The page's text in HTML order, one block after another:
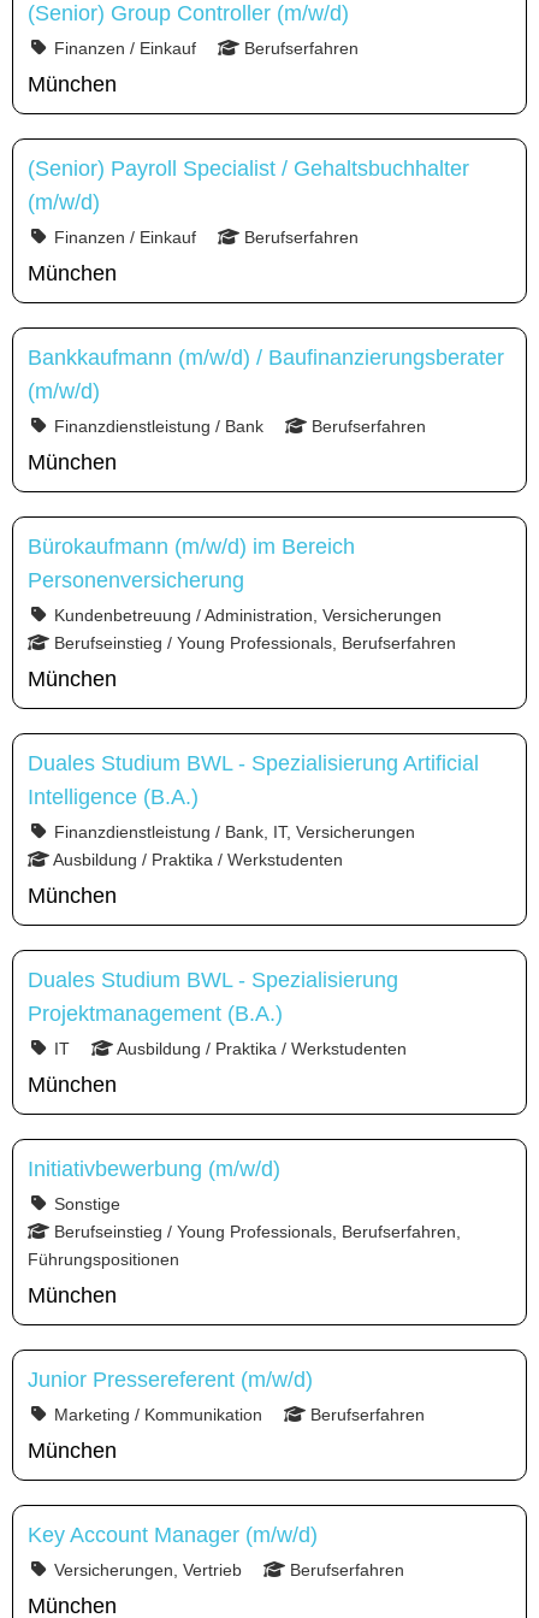
(Senior) Group Controller (m/w/d)
Finanzen / Einkauf Berufserfahren
München
(Senior) Payroll Specialist / Gehaltsbuchhalter
(m/w/d)
Finanzen / Einkauf Berufserfahren
München
Bankkaufmann (m/w/d) / Baufinanzierungsberater
(m/w/d)
Finanzdienstleistung / Bank Berufserfahren
München
Bürokaufmann (m/w/d) im Bereich
Personenversicherung
Kundenbetreuung / Administration, Versicherungen
Berufseinstieg / Young Professionals, Berufserfahren
München
Duales Studium BWL - Spezialisierung Artificial
Intelligence (B.A.)
Finanzdienstleistung / Bank, IT, Versicherungen
Ausbildung / Praktika / Werkstudenten
München
Duales Studium BWL - Spezialisierung
Projektmanagement (B.A.)
IT Ausbildung / Praktika / Werkstudenten
München
Initiativbewerbung (m/w/d)
Sonstige
Berufseinstieg / Young Professionals, Berufserfahren,
Führungspositionen
München
Junior Pressereferent (m/w/d)
Marketing / Kommunikation Berufserfahren
München
Key Account Manager (m/w/d)
Versicherungen, Vertrieb Berufserfahren
München